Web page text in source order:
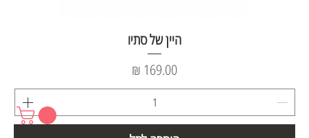
היין של סתיו
מחיר